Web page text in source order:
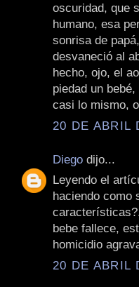
oscuridad, que
humano, esa
sonrisa de
desvaneció al
hecho, ojo, el
piedad un
casi lo mismo,
20 DE ABRIL
Diego dijo...
Leyendo el
haciendo como
bebe fallece,
homicidio
20 DE ABRIL